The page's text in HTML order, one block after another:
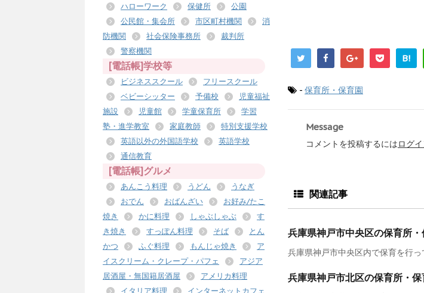
B!
- 保育所・保育園
Message
コメントを投稿するにはログ
関連記事
兵庫県神戸市中央区の保育所
兵庫県神戸市中央区内で保育を行
兵庫県神戸市北区の保育所・
ハローワーク 保健所
公園
公民館・集会所
市区町村機関
消
防機関
社会保険事務所
裁判所
警察機関
[電話帳]学校等
ビジネススクール
フリースクール
ベビーシッター
予備校
児童福祉
施設
児童館 学童保育所
学習
塾・進学教室
家庭教師
特別支援学校
英語以外の外国語学校
英語学校
通信教育
[電話帳]グルメ
あんこう料理 うどん
うなぎ
おでん
おばんざい
お好み/たこ
焼き
かに料理 しゃぶしゃぶ
す
き焼き
すっぽん料理 そば
とん
かつ
ふぐ料理 もんじゃ焼き
ア
イスクリーム・クレープ・パフェ
アジア
居酒屋・無国籍居酒屋
アメリカ料理